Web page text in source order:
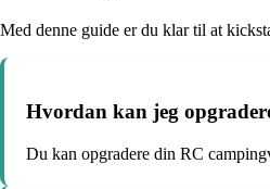
Med denne guide er du klar til at
Hvordan kan jeg
Du kan opgradere din RC